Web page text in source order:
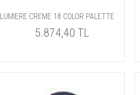
LUMIERE CREME 18 COLOR PALETTE
5.874,40 TL